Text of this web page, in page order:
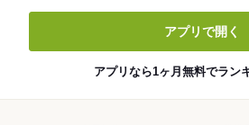
アプリで開く
アプリなら1ヶ月無料でラン